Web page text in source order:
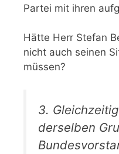
Partei mit ihren
Hätte Herr Stefan
nicht auch seinen
müssen?
3.
derselben